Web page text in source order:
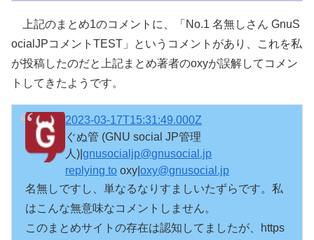
上記のまとめ1のコメントに、「No.1 名無しさん GnuS
ocialJPコメントTEST」というコメントがあり、これを私
が投稿したのだと上記まとめ著者のoxyが誤解してコメン
トしてきたようです。
2023-03-17T15:31:49.000Z
ぐぬ管 (GNU social JP管理
人)|gnusocialjp@gnusocial.jp
replying to oxy|oxy@gnusocial.jp
名無しですし、単なるなりすましいたずらです。私
はこんな無意味なコメントしません。
このまとめサイトの存在は認知してましたが、https